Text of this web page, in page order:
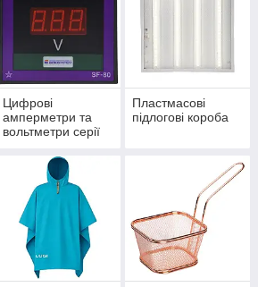
Цифрові
амперметри та
вольтметри серії
Пластмасові
підлогові короба